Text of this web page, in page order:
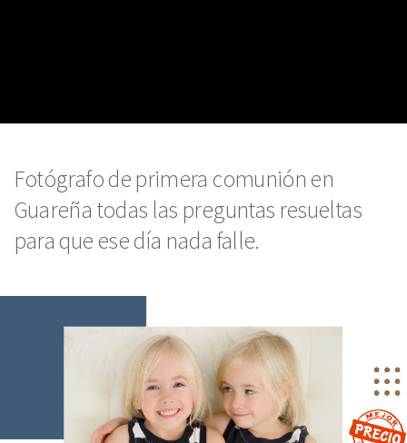
Fotógrafo de primera comunión en
Guareña todas las preguntas resueltas
para que ese día nada falle.